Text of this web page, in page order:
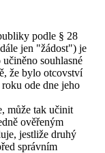
podle § 28
jen "žádost") je
souhlasné
že bylo otcovství
ode dne jeho
může tak učinit
ověřeným
jestliže druhý
správním